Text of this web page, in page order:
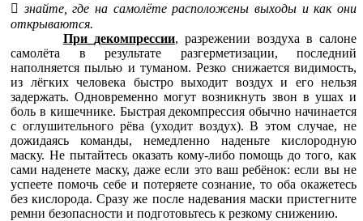
 знайте, где на самолёте расположены выходы и как они
открываются.
При_декомпрессии, разрежении воздуха в салоне
самолёта в результате разгерметизации, последний
наполняется пылью и туманом. Резко снижается видимость,
из лёгких человека быстро выходит воздух и его нельзя
задержать. Одновременно могут возникнуть звон в ушах и
боль в кишечнике. Быстрая декомпрессия обычно начинается
с оглушительного рёва (уходит воздух). В этом случае, не
дожидаясь команды, немедленно наденьте кислородную
маску. Не пытайтесь оказать кому-либо помощь до того, как
сами наденете маску, даже если это ваш ребёнок: если вы не
успеете помочь себе и потеряете сознание, то оба окажетесь
без кислорода. Сразу же после надевания маски пристегните
ремни безопасности и подготовьтесь к резкому снижению.